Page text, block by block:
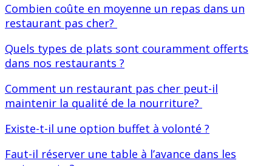
Combien coûte en moyenne un repas dans un
restaurant pas cher?
Quels types de plats sont couramment offerts
dans nos restaurants ?
Comment un restaurant pas cher peut-il
maintenir la qualité de la nourriture?
Existe-t-il une option buffet à volonté ?
Faut-il réserver une table à l’avance dans les